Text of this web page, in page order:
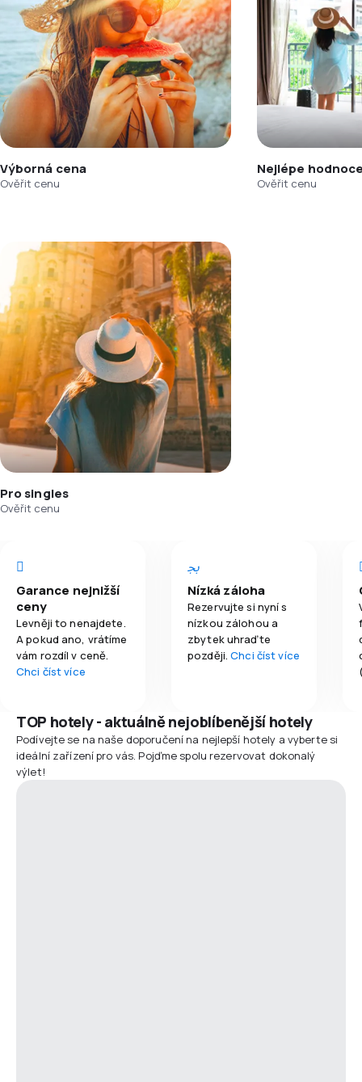
Výborná cena
Ověřit cenu
Nejlépe
Ověřit cenu
Pro singles
Ověřit cenu
Garance nejnižší
ceny
Levněji to nenajdete.
A pokud ano, vrátíme
vám rozdíl v ceně.
Chci číst více
Nízká záloha
Rezervujte si nyní s
nízkou zálohou a
zbytek uhraďte
později.Chci číst více
TOP hotely - aktuálně nejoblíbenější hotely
Podívejte se na naše doporučení na nejlepší hotely a vyberte si
ideální zařízení pro vás. Pojďme spolu rezervovat dokonalý
výlet!